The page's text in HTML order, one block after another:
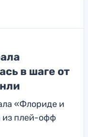
в шаге от
«Флориде и
из плей-офф